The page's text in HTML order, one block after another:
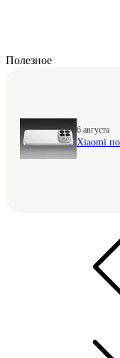
Полезное
6 августа
Xiaomi